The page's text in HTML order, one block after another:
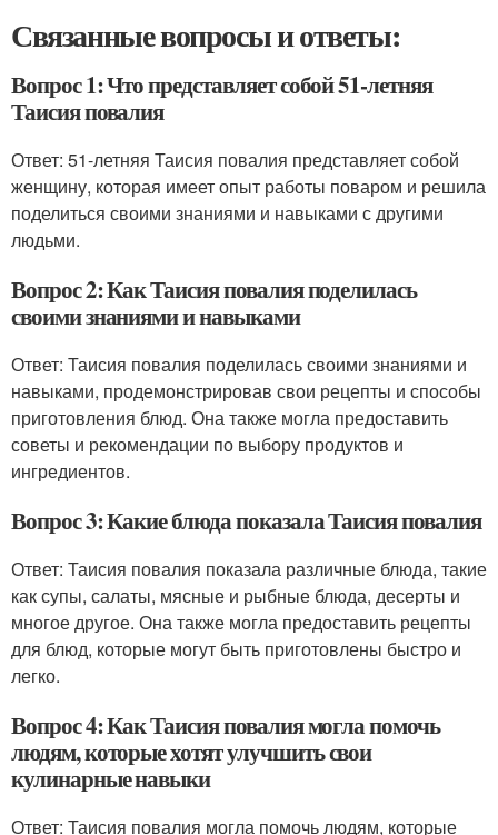
Связанные вопросы и ответы:
Вопрос 1: Что представляет собой 51-летняя
Таисия повалия
Ответ: 51-летняя Таисия повалия представляет собой
женщину, которая имеет опыт работы поваром и решила
поделиться своими знаниями и навыками с другими
людьми.
Вопрос 2: Как Таисия повалия поделилась
своими знаниями и навыками
Ответ: Таисия повалия поделилась своими знаниями и
навыками, продемонстрировав свои рецепты и способы
приготовления блюд. Она также могла предоставить
советы и рекомендации по выбору продуктов и
ингредиентов.
Вопрос 3: Какие блюда показала Таисия повалия
Ответ: Таисия повалия показала различные блюда, такие
как супы, салаты, мясные и рыбные блюда, десерты и
многое другое. Она также могла предоставить рецепты
для блюд, которые могут быть приготовлены быстро и
легко.
Вопрос 4: Как Таисия повалия могла помочь
людям, которые хотят улучшить свои
кулинарные навыки
Ответ: Таисия повалия могла помочь людям, которые